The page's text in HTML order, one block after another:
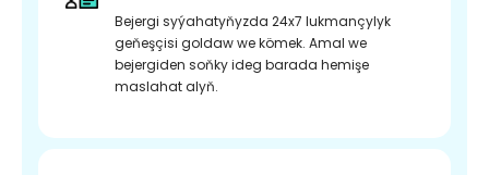
Bejergi syýahatyňyzda 24x7 lukmançylyk
geňeşçisi goldaw we kömek. Amal we
bejergiden soňky ideg barada hemişe
maslahat alyň.